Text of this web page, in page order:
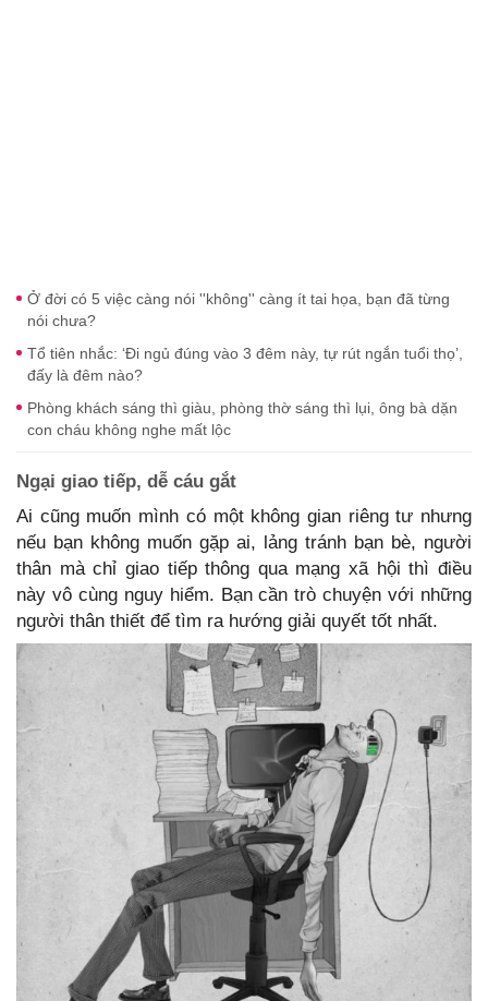
Ở đời có 5 việc càng nói ''không'' càng ít tai họa, bạn đã từng
nói chưa?
Tổ tiên nhắc: ‘Đi ngủ đúng vào 3 đêm này, tự rút ngắn tuổi thọ’,
đấy là đêm nào?
Phòng khách sáng thì giàu, phòng thờ sáng thì lụi, ông bà dặn
con cháu không nghe mất lộc
Ngại giao tiếp, dễ cáu gắt
Ai cũng muốn mình có một không gian riêng tư nhưng
nếu bạn không muốn gặp ai, lảng tránh bạn bè, người
thân mà chỉ giao tiếp thông qua mạng xã hội thì điều
này vô cùng nguy hiểm. Bạn cần trò chuyện với những
người thân thiết để tìm ra hướng giải quyết tốt nhất.